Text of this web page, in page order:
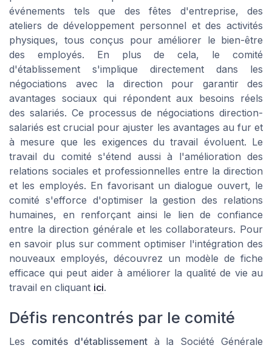
événements tels que des fêtes d'entreprise, des
ateliers de développement personnel et des activités
physiques, tous conçus pour améliorer le bien-être
des employés. En plus de cela, le comité
d'établissement s'implique directement dans les
négociations avec la direction pour garantir des
avantages sociaux qui répondent aux besoins réels
des salariés. Ce processus de négociations direction-
salariés est crucial pour ajuster les avantages au fur et
à mesure que les exigences du travail évoluent. Le
travail du comité s'étend aussi à l'amélioration des
relations sociales et professionnelles entre la direction
et les employés. En favorisant un dialogue ouvert, le
comité s'efforce d'optimiser la gestion des relations
humaines, en renforçant ainsi le lien de confiance
entre la direction générale et les collaborateurs. Pour
en savoir plus sur comment optimiser l'intégration des
nouveaux employés, découvrez un modèle de fiche
efficace qui peut aider à améliorer la qualité de vie au
travail en cliquant ici.
Défis rencontrés par le comité
Les comités d'établissementà la Société Générale